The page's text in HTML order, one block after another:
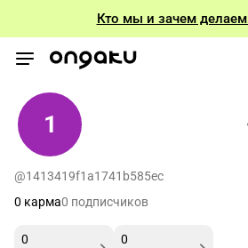
Кто мы и зачем делаем
1
@1413419f1a1741b585ec
0 карма0 подписчиков
0
0